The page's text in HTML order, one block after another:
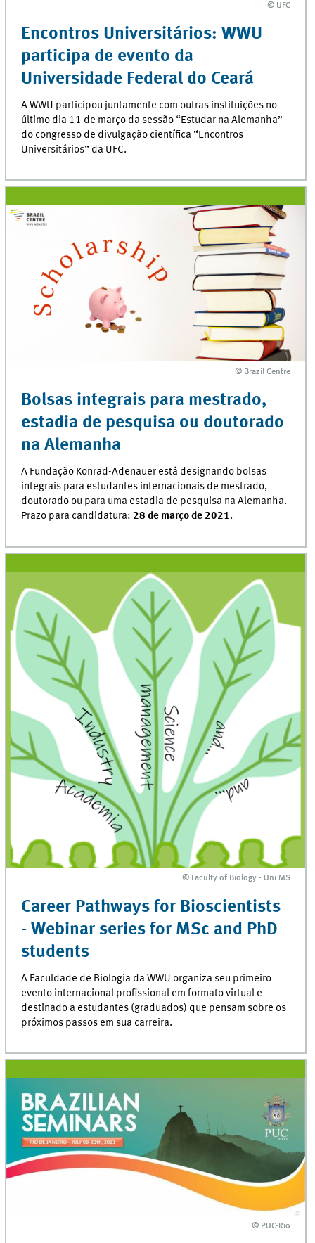
© UFC
© UFC
Encontros Universitários: WWU
participa de evento da
Universidade Federal do Ceará
A WWU participou juntamente com outras instituições no
último dia 11 de março da sessão “Estudar na Alemanha”
do congresso de divulgação científica “Encontros
Universitários” da UFC.
© Brazil Centre
© Brazil Centre
Bolsas integrais para mestrado,
estadia de pesquisa ou doutorado
na Alemanha
A Fundação Konrad-Adenauer está designando bolsas
integrais para estudantes internacionais de mestrado,
doutorado ou para uma estadia de pesquisa na Alemanha.
Prazo para candidatura:28 de março de 2021.
© Faculty of Biology - Uni MS
© Faculty of Biology - Uni MS
Career Pathways for Bioscientists
- Webinar series for MSc and PhD
students
A Faculdade de Biologia da WWU organiza seu primeiro
evento internacional profissional em formato virtual e
destinado a estudantes (graduados) que pensam sobre os
próximos passos em sua carreira.
© PUC-Rio
© PUC-Rio